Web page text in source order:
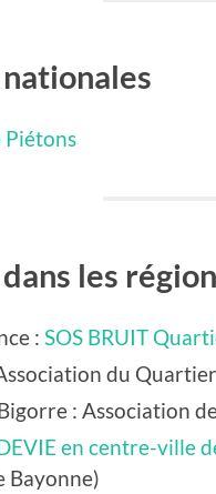
Piétons
les
: SOS BRUIT
du
: Association
en centre-ville
Bayonne)